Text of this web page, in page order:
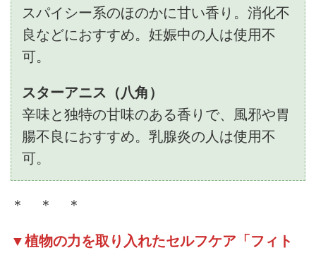
スパイシー系のほのかに甘い香り。消化不
良などにおすすめ。妊娠中の人は使用不
可。
スターアニス（八角）
辛味と独特の甘味のある香りで、風邪や胃
腸不良におすすめ。乳腺炎の人は使用不
可。
＊ ＊ ＊
▼植物の力を取り入れたセルフケア「フィト